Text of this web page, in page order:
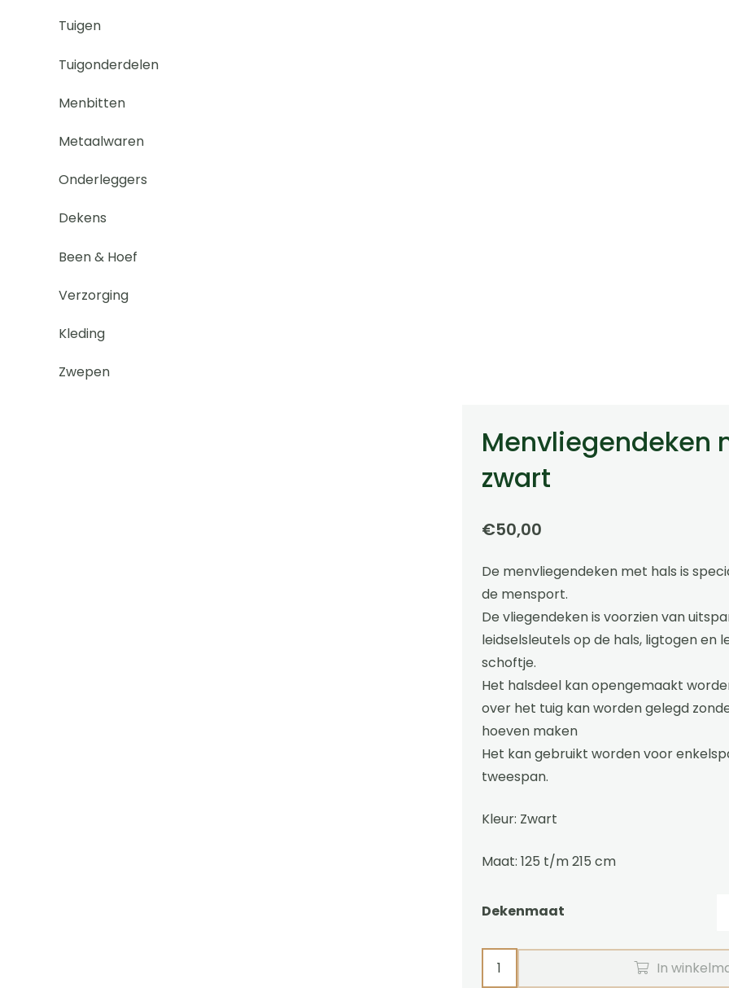
Tuigen
Tuigonderdelen
Menbitten
Metaalwaren
Onderleggers
Dekens
Been & Hoef
Verzorging
Kleding
Zwepen
Menvliegendeken
zwart
€50,00
De menvliegendeken met hals is
de mensport.
De vliegendeken is voorzien van
leidselsleutels op de hals, ligtogen en
schoftje.
Het halsdeel kan opengemaakt
over het tuig kan worden gelegd
hoeven maken
Het kan gebruikt worden voor
tweespan.
Kleur: Zwart
Maat: 125 t/m 215 cm
Dekenmaat
Menvliegendeken
met
In